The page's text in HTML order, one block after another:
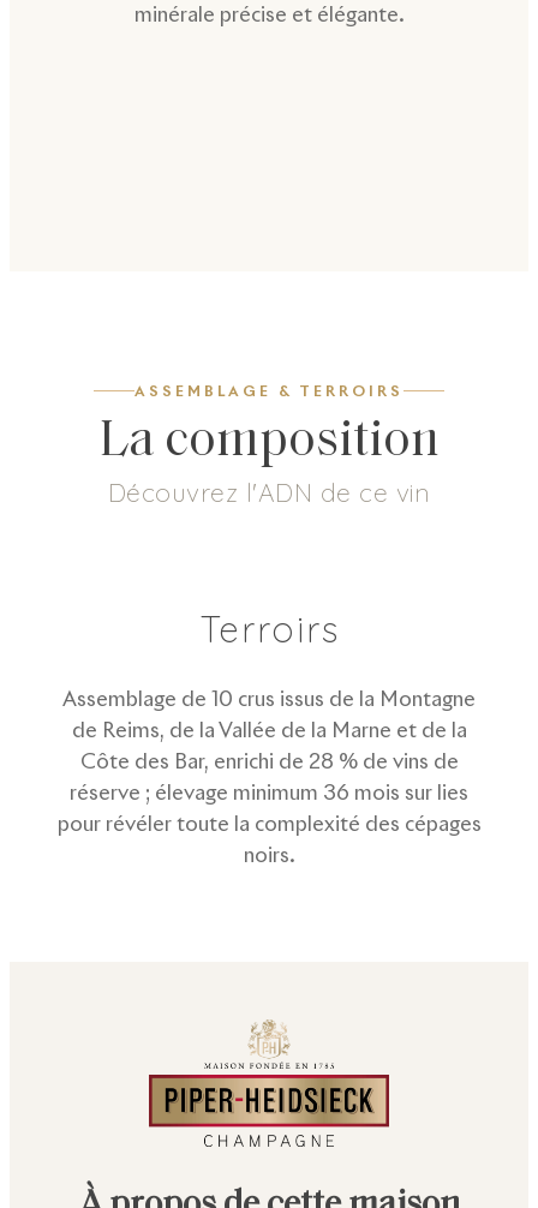
minérale précise et élégante.
ASSEMBLAGE & TERROIRS
La composition
Découvrez l'ADN de ce vin
Terroirs
Assemblage de 10 crus issus de la Montagne
de Reims, de la Vallée de la Marne et de la
Côte des Bar, enrichi de 28 % de vins de
réserve ; élevage minimum 36 mois sur lies
pour révéler toute la complexité des cépages
noirs.